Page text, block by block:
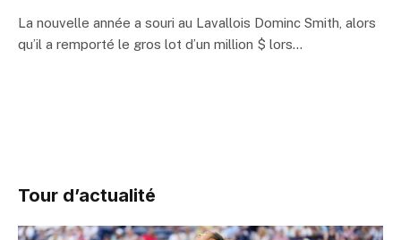
La nouvelle année a souri au Lavallois Dominc Smith, alors
qu’il a remporté le gros lot d’un million $ lors…
Tour d’actualité